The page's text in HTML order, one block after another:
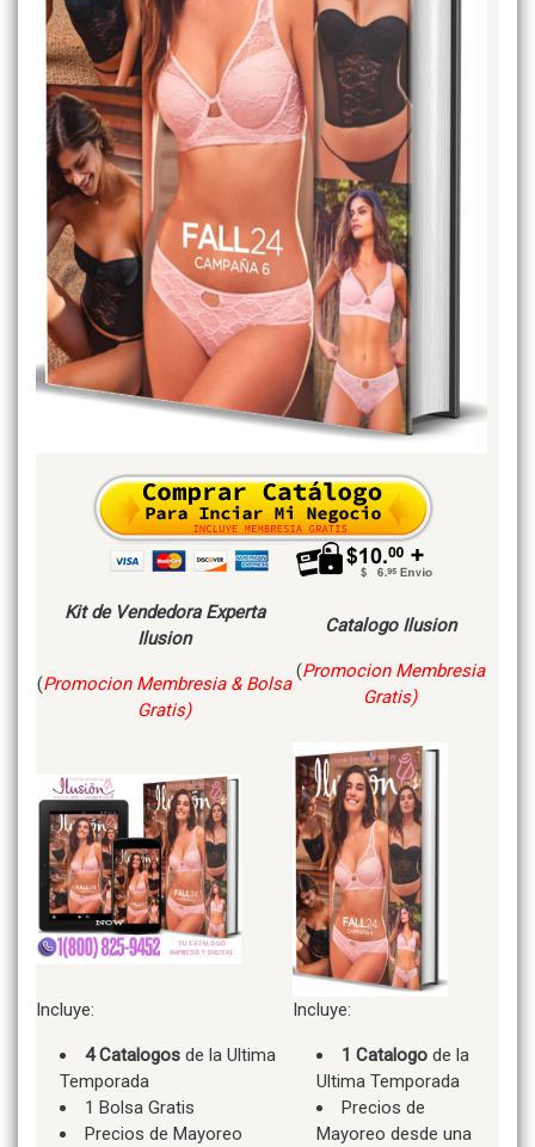
Kit de Vendedora Experta
Ilusion
(Promocion Membresia & Bolsa
Gratis)
Catalogo Ilusion
(Promocion Membresia
Gratis)
Incluye:
4 Catalogos de la Ultima
Temporada
1 Bolsa Gratis
Precios de Mayoreo
Incluye:
1 Catalogo de la
Ultima Temporada
Precios de
Mayoreo desde una